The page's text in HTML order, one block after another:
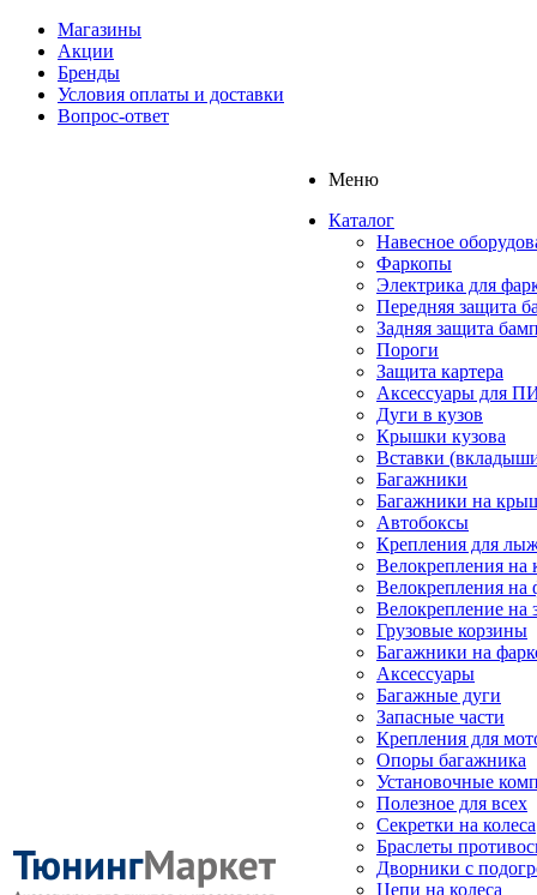
Магазины
Акции
Бренды
Условия оплаты и доставки
Вопрос-ответ
Меню
Каталог
Навесное
Фаркопы
Электрика для
Передняя защита
Задняя защита
Пороги
Защита картера
Аксессуары для
Дуги в кузов
Крышки кузова
Вставки
Багажники
Багажники на
Автобоксы
Крепления для
Велокрепления
Велокрепления на
Велокрепление на
Грузовые корзины
Багажники на
Аксессуары
Багажные дуги
Запасные части
Крепления для
Опоры багажника
Установочные
Полезное для всех
Секретки на колеса
Браслеты
Дворники с
Цепи на колеса